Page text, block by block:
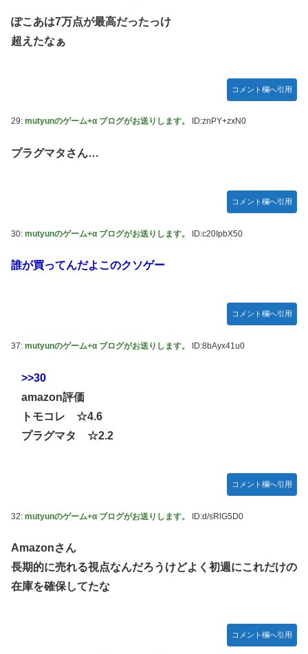
ぽこあは7万点が最高だったっけ
超えたなぁ
コメント欄へ引用
29: mutyunのゲーム+α ブログがお送りします。 ID:znPY+zxN0
プラグマタさん…
コメント欄へ引用
30: mutyunのゲーム+α ブログがお送りします。 ID:c20IpbX50
誰が買ってんだよこのクソゲー
コメント欄へ引用
37: mutyunのゲーム+α ブログがお送りします。 ID:8bAyx41u0
>>30
amazon評価
トモコレ ☆4.6
プラグマタ ☆2.2
コメント欄へ引用
32: mutyunのゲーム+α ブログがお送りします。 ID:d/sRlG5D0
Amazonさん
長期的に売れる視点なんだろうけどよく初週にこれだけの
在庫を確保してたな
コメント欄へ引用